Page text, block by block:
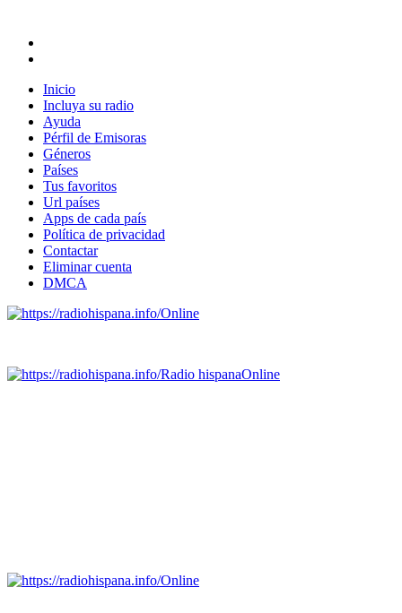
Inicio
Incluya su radio
Ayuda
Pérfil de Emisoras
Géneros
Países
Tus favoritos
Url países
Apps de cada país
Política de privacidad
Contactar
Eliminar cuenta
DMCA
Online
Radio hispanaOnline
Online